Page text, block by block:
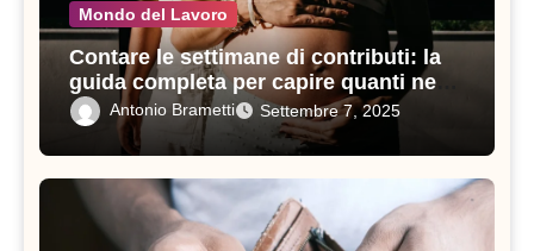
Mondo del Lavoro
Contare le settimane di contributi: la
guida completa per capire quanti ne
servono in un anno
Antonio Brametti Settembre 7, 2025